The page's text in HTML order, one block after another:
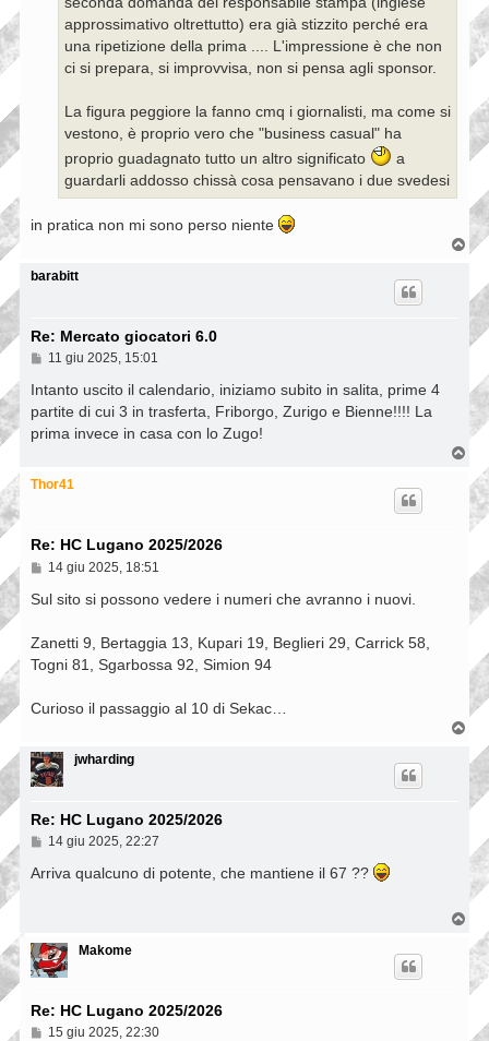
approssimativo oltrettutto) era già stizzito perché era
una ripetizione della prima .... L'impressione è che non
ci si prepara, si improvvisa, non si pensa agli sponsor.
La figura peggiore la fanno cmq i giornalisti, ma come si
vestono, è proprio vero che "business casual" ha
proprio guadagnato tutto un altro significato
a
guardarli addosso chissà cosa pensavano i due svedesi
in pratica non mi sono perso niente
o
barabitt
Re: Mercato giocatori 6.0
M
s
a
g
o
11 giu 2025, 15:01
Intanto uscito il calendario, iniziamo subito in salita, prime 4
partite di cui 3 in trasferta, Friborgo, Zurigo e Bienne!!!! La
prima invece in casa con lo Zugo!
p
Thor41
Re: HC Lugano 2025/2026
M
s
g
i
14 giu 2025, 18:51
Sul sito si possono vedere i numeri che avranno i nuovi.
Zanetti 9, Bertaggia 13, Kupari 19, Beglieri 29, Carrick 58,
Togni 81, Sgarbossa 92, Simion 94
Curioso il passaggio al 10 di Sekac…
p
jwharding
Re: HC Lugano 2025/2026
M
s
i
o
14 giu 2025, 22:27
Arriva qualcuno di potente, che mantiene il 67 ??
p
Makome
Re: HC Lugano 2025/2026
M15 giu 2025, 22:30